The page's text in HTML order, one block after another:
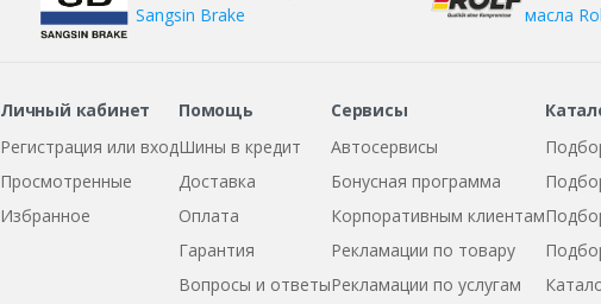
Sangsin Brake
масла
Личный кабинет
Регистрация или вход
Просмотренные
Избранное
Помощь
Шины в кредит
Доставка
Оплата
Гарантия
Вопросы и ответы
Сервисы
Автосервисы
Бонусная программа
Корпоративным клиентам
Рекламации по товару
Рекламации по услугам